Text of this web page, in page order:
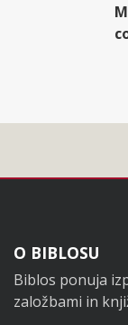
Noga
O BIBLOSU
Biblos ponuja
založbami in